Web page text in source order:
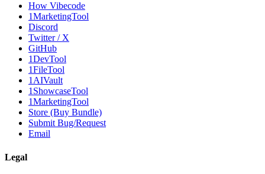
How Vibecode
1MarketingTool
Discord
Twitter / X
GitHub
1DevTool
1FileTool
1AIVault
1ShowcaseTool
1MarketingTool
Store (Buy Bundle)
Submit Bug/Request
Email
Legal